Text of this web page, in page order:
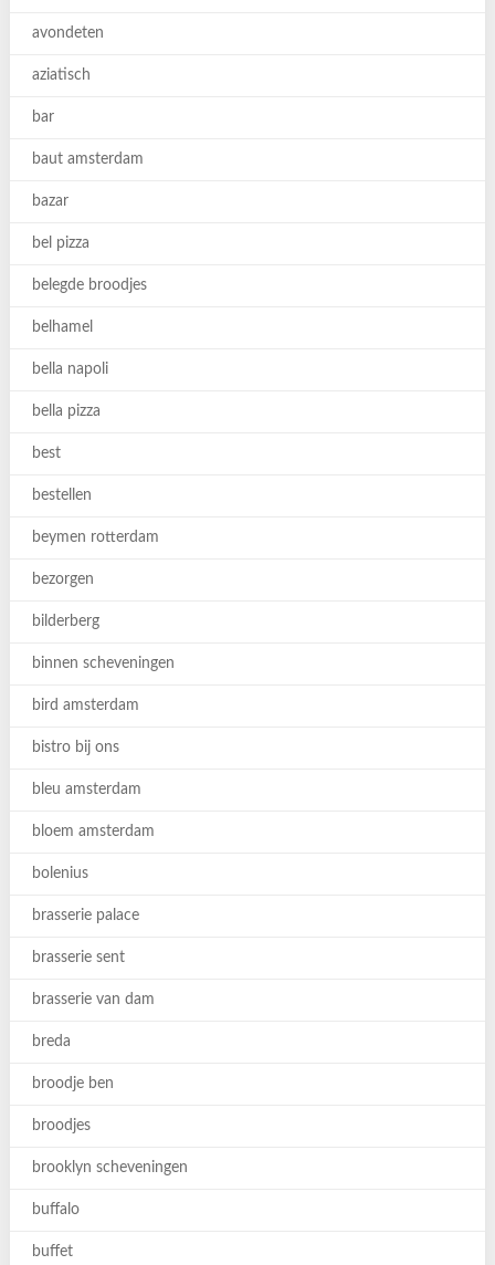
avondeten
aziatisch
bar
baut amsterdam
bazar
bel pizza
belegde broodjes
belhamel
bella napoli
bella pizza
best
bestellen
beymen rotterdam
bezorgen
bilderberg
binnen scheveningen
bird amsterdam
bistro bij ons
bleu amsterdam
bloem amsterdam
bolenius
brasserie palace
brasserie sent
brasserie van dam
breda
broodje ben
broodjes
brooklyn scheveningen
buffalo
buffet